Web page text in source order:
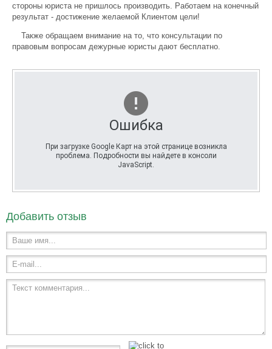
стороны юриста не пришлось производить. Работаем на конечный
результат - достижение желаемой Клиентом цели!
Также обращаем внимание на то, что консультации по
правовым вопросам дежурные юристы дают бесплатно.
Ошибка
При загрузке Google Карт на этой странице возникла
проблема. Подробности вы найдете в консоли
JavaScript.
Добавить отзыв
Ваше имя...
E-mail...
Текст комментария...